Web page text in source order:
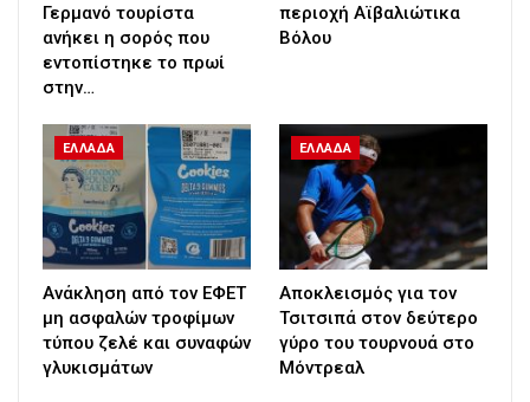
Γερμανό τουρίστα
ανήκει η σορός που
εντοπίστηκε το πρωί
στην…
περιοχή Αϊβαλιώτικα
Βόλου
ΕΛΛΑΔΑ
Ανάκληση από τον ΕΦΕΤ
μη ασφαλών τροφίμων
τύπου ζελέ και συναφών
γλυκισμάτων
ΕΛΛΑΔΑ
Αποκλεισμός για τον
Τσιτσιπά στον δεύτερο
γύρο του τουρνουά στο
Μόντρεαλ